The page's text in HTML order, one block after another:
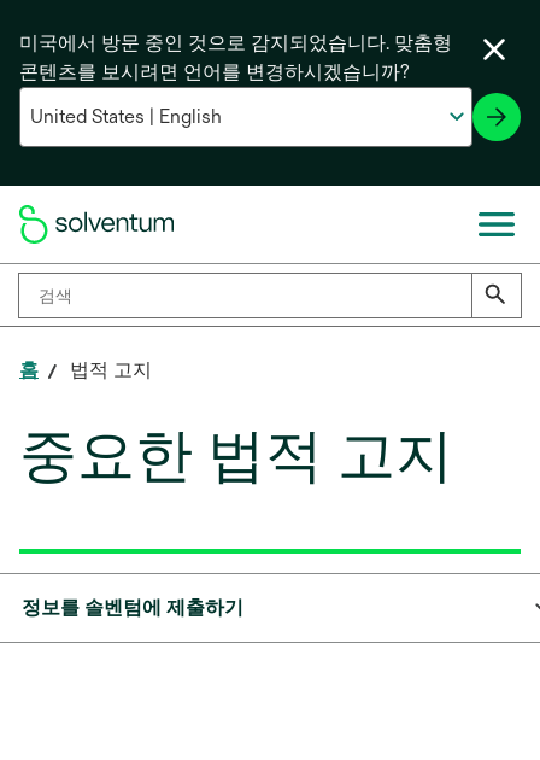
미국에서 방문 중인 것으로 감지되었습니다. 맞춤형
콘텐츠를 보시려면 언어를 변경하시겠습니까?
홈 법적 고지
중요한 법적 고지
정보를 솔벤텀에 제출하기